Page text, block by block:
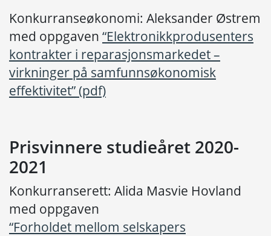
Konkurranseøkonomi: Aleksander Østrem
med oppgaven “Elektronikkprodusenters
kontrakter i reparasjonsmarkedet –
virkninger på samfunnsøkonomisk
effektivitet” (pdf)
Prisvinnere studieåret 2020-
2021
Konkurranserett: Alida Masvie Hovland
med oppgaven
“Forholdet mellom selskapers